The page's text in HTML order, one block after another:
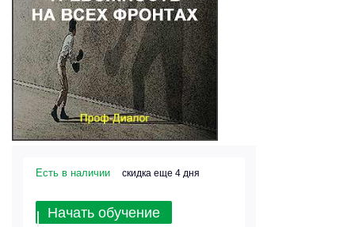
Есть в наличии скидка еще 4 дня
Начать обучение